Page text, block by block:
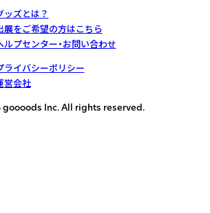
ッズとは？
展をご希望の方はこちら
ルプセンター・お問い合わせ
ライバシーポリシー
営会社
Inc. All rights reserved.